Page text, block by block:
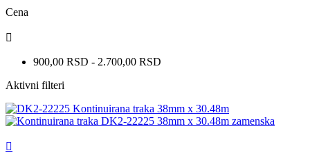
Cena

900,00 RSD - 2.700,00 RSD
Aktivni filteri
